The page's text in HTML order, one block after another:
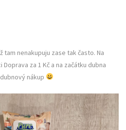
tam nenakupuju zase tak často. Na
za 1 Kč a na začátku dubna
nákup